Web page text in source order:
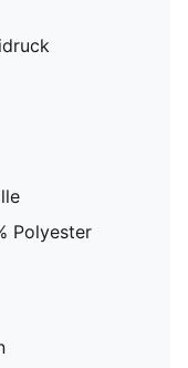
Polyester